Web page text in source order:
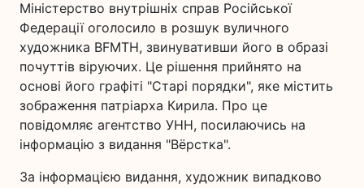
Міністерство внутрішніх справ Російської
Федерації оголосило в розшук вуличного
художника BFMTH, звинувативши його в образі
почуттів віруючих. Це рішення прийнято на
основі його графіті "Старі порядки", яке містить
зображення патріарха Кирила. Про це
повідомляє агентство УНН, посилаючись на
інформацію з видання "Вёрстка".
За інформацією видання, художник випадково